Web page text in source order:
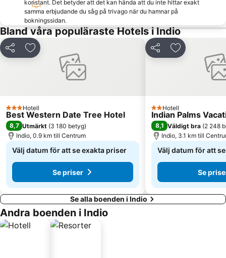
konstant. Det betyder att det kan hända att du inte hittar exakt
samma erbjudande du såg på trivago när du hamnar på
bokningssidan.
Bland våra populäraste Hotels i Indio
Dela Lägg till i Mina Favoriter
3 Stjärnor
Hotell
Best Western Date Tree Hotel
8,7 Utmärkt (3 180 betyg)
Indio, 0.9 km till Centrum
Välj datum för att se exakta priser
Se priser
Dela Lägg till i
2 Stjärnor
Hotell
Indian Palms
8,1 Väldigt bra (2 248
Indio, 3.1 km till
Välj datum för att
Se
Se alla boenden i Indio
Andra boenden i Indio